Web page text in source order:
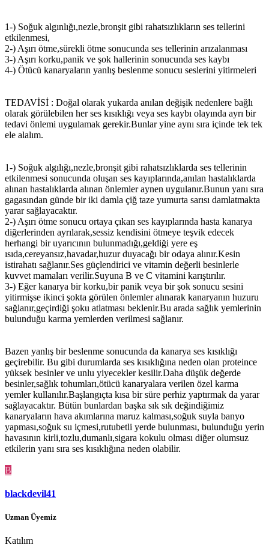
1-) Soğuk algınlığı,nezle,bronşit gibi rahatsızlıkların ses tellerini
etkilenmesi,
2-) Aşırı ötme,sürekli ötme sonucunda ses tellerinin arızalanması
3-) Aşırı korku,panik ve şok hallerinin sonucunda ses kaybı
4-) Ötücü kanaryaların yanlış beslenme sonucu seslerini yitirmeleri
TEDAVİSİ : Doğal olarak yukarda anılan değişik nedenlere bağlı
olarak görülebilen her ses kısıklığı veya ses kaybı olayında ayrı bir
tedavi önlemi uygulamak gerekir.Bunlar yine aynı sıra içinde tek tek
ele alalım.
1-) Soğuk algılığı,nezle,bronşit gibi rahatsızlıklarda ses tellerinin
etkilenmesi sonucunda oluşan ses kayıplarında,anılan hastalıklarda
alınan hastalıklarda alınan önlemler aynen uygulanır.Bunun yanı sıra
gagasından günde bir iki damla çiğ taze yumurta sarısı damlatmakta
yarar sağlayacaktır.
2-) Aşırı ötme sonucu ortaya çıkan ses kayıplarında hasta kanarya
diğerlerinden ayrılarak,sessiz kendisini ötmeye teşvik edecek
herhangi bir uyarıcının bulunmadığı,geldiği yere eş
ısıda,cereyansız,havadar,huzur duyacağı bir odaya alınır.Kesin
istirahatı sağlanır.Ses güçlendirici ve vitamin değerli besinlerle
kuvvet mamaları verilir.Suyuna B ve C vitamini karıştırılır.
3-) Eğer kanarya bir korku,bir panik veya bir şok sonucu sesini
yitirmişse ikinci şokta görülen önlemler alınarak kanaryanın huzuru
sağlanır,geçirdiği şoku atlatması beklenir.Bu arada sağlık yemlerinin
bulunduğu karma yemlerden verilmesi sağlanır.
Bazen yanlış bir beslenme sonucunda da kanarya ses kısıklığı
geçirebilir. Bu gibi durumlarda ses kısıklığına neden olan proteince
yüksek besinler ve unlu yiyecekler kesilir.Daha düşük değerde
besinler,sağlık tohumları,ötücü kanaryalara verilen özel karma
yemler kullanılır.Başlangıçta kısa bir süre perhiz yaptırmak da yarar
sağlayacaktır. Bütün bunlardan başka sık sık değindiğimiz
kanaryaların hava akımlarına maruz kalması,soğuk suyla banyo
yapması,soğuk su içmesi,rutubetli yerde bulunması, bulunduğu yerin
havasının kirli,tozlu,dumanlı,sigara kokulu olması diğer olumsuz
etkilerin yanı sıra ses kısıklığına neden olabilir.
B
blackdevil41
Uzman Üyemiz
Katılım